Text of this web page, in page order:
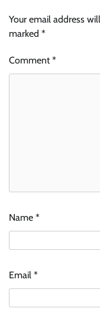
Your email address
marked *
Comment*
Name *
Email *